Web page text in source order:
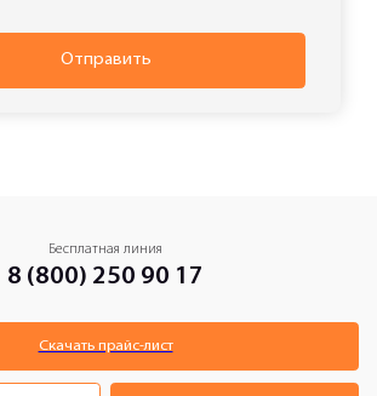
Отправить
Бесплатная линия
8 (800) 250 90 17
Скачать прайс-лист